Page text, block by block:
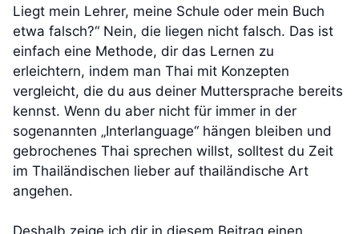
Liegt mein Lehrer, meine Schule oder mein Buch
etwa falsch?“ Nein, die liegen nicht falsch. Das ist
einfach eine Methode, dir das Lernen zu
erleichtern, indem man Thai mit Konzepten
vergleicht, die du aus deiner Muttersprache bereits
kennst. Wenn du aber nicht für immer in der
sogenannten „Interlanguage“ hängen bleiben und
gebrochenes Thai sprechen willst, solltest du Zeit
im Thailändischen lieber auf thailändische Art
angehen.